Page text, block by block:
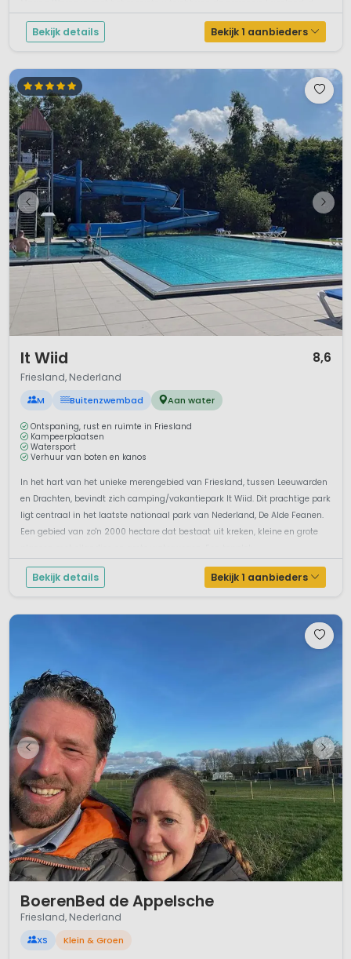
Bekijk details Bekijk 1 aanbieders
It Wiid 8,6
Friesland, Nederland
M Buitenzwembad Aan water
Ontspaning, rust en ruimte in Friesland
Kampeerplaatsen
Watersport
Verhuur van boten en kanos
In het hart van het unieke merengebied van Friesland, tussen Leeuwarden
en Drachten, bevindt zich camping/vakantiepark It Wiid. Dit prachtige park
ligt centraal in het laatste nationaal park van Nederland, De Alde Feanen.
Een gebied van zo'n 2000 hectare dat bestaat uit kreken, kleine en grote
Bekijk details Bekijk 1 aanbieders
BoerenBed de Appelsche
Friesland, Nederland
XS Klein & Groen